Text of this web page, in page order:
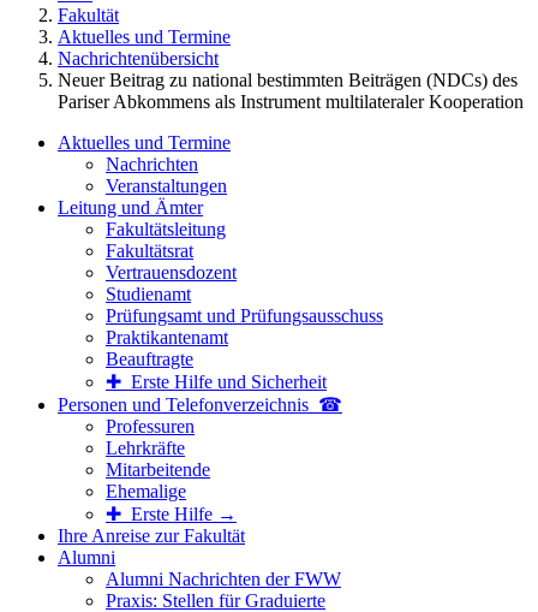
Fakultät
Aktuelles und Termine
Nachrichtenübersicht
Neuer Beitrag zu national bestimmten Beiträgen (NDCs) des
Pariser Abkommens als Instrument multilateraler Kooperation
Aktuelles und Termine
Nachrichten
Veranstaltungen
Leitung und Ämter
Fakultätsleitung
Fakultätsrat
Vertrauensdozent
Studienamt
Prüfungsamt und Prüfungsausschuss
Praktikantenamt
Beauftragte
✚ Erste Hilfe und Sicherheit
Personen und Telefon­verzeichnis ☎
Professuren
Lehrkräfte
Mitarbeitende
Ehemalige
✚ Erste Hilfe →
Ihre Anreise zur Fakultät
Alumni
Alumni Nachrichten der FWW
Praxis: Stellen für Graduierte